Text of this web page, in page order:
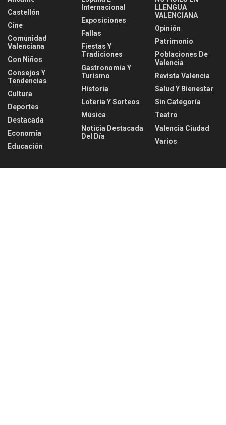
Castellón
Cine
Comunidad
Valenciana
Con Niños
Consejos Y
Tendencias
Cultura
Deportes
Destacada
Economía
Educación
Internacional
Exposiciones
Fallas
Fiestas Y
Tradiciones
Gastronomía Y
Turismo
Historia
Lotería Y Sorteos
Música
Noticia Destacada
Del Día
LLENGUA
VALENCIANA
Opinión
Patrimonio
Poblaciones De
Valencia
Revista Valencia
Salud Y Bienestar
Sin Categoría
Teatro
Valencia Ciudad
Varios